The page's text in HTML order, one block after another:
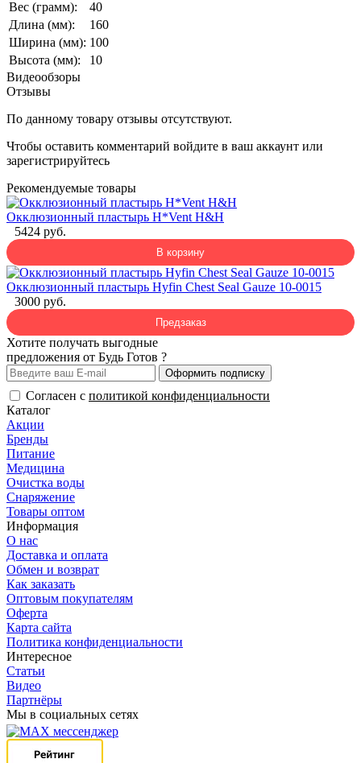
Вес (грамм):
40
Длина (мм):
160
Ширина (мм): 100
Высота (мм):
10
Видеообзоры
Отзывы
По данному товару отзывы отсутствуют.
Чтобы оставить комментарий войдите в ваш аккаунт или
зарегистрируйтесь
Рекомендуемые товары
Окклюзионный пластырь H*Vent H&H
5424 руб.
В корзину
Окклюзионный пластырь Hyfin Chest Seal Gauze 10-0015
3000 руб.
Предзаказ
Хотите получать выгодные
предложения от Будь Готов ?
Оформить подписку
Согласен с политикой конфиденциальности
Каталог
Акции
Бренды
Питание
Медицина
Очистка воды
Снаряжение
Товары оптом
Информация
О нас
Доставка и оплата
Обмен и возврат
Как заказать
Оптовым покупателям
Оферта
Карта сайта
Политика конфиденциальности
Интересное
Статьи
Видео
Партнёры
Мы в социальных сетях